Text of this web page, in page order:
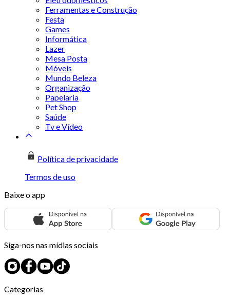
Ferramentas e Construção
Festa
Games
Informática
Lazer
Mesa Posta
Móveis
Mundo Beleza
Organização
Papelaria
Pet Shop
Saúde
Tv e Vídeo
Política de privacidade
Termos de uso
Baixe o app
Siga-nos nas mídias sociais
Categorias